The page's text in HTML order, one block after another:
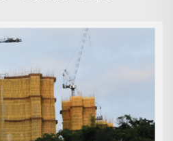
搜尋